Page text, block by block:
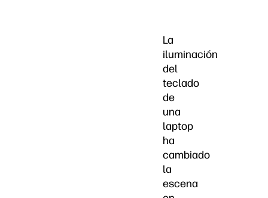
La
iluminación
del
teclado
de
una
laptop
ha
cambiado
la
escena